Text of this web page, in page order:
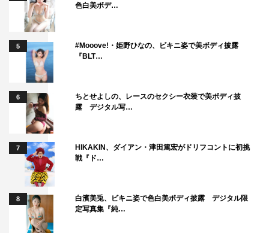
くてかみ締めながら撮影できました。ぜひ楽しみにしてい
てください。
■早織
初めてお会いした安達さん。幾度も転生されているかのよ
うな人としての強さと大きさを、そばにいると感じ、夢見
心地の撮影時間でした。安達さんの心に寄り添いたい一心
でしたが、未熟な私に安達さんが寄り添ってくださったん
だと思います。あの役を頂けたことは本当に幸運です。
■じろう（シソンヌ）
大九監督とは脚本で2度お仕事させてもらったことがある
のですが、作品に出るのは初めてだったので何だか変な感
じがしました。川上凛子ちゃんの前で監督の「カット！」
の言い方のマネをしていたら帰るころにはマスターしてい
色白美ボデ…
5
#Mooove!・姫野ひなの、ビキニ姿で美ボディ披露
『BLT…
6
ちとせよしの、レースのセクシー衣装で美ボディ披
露 デジタル写…
7
HIKAKIN、ダイアン・津田篤宏がドリフコントに初挑
戦『ド…
8
白濱美兎、ビキニ姿で色白美ボディ披露 デジタル限
定写真集『純…